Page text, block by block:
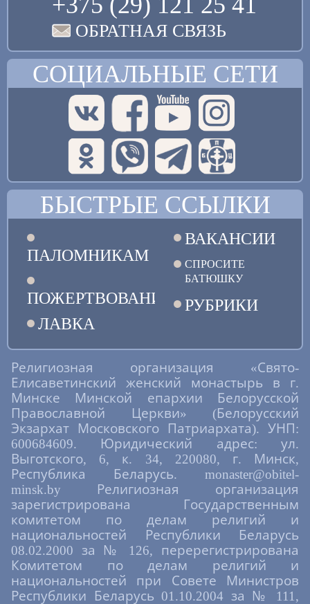
ОБРАТНАЯ СВЯЗЬ
СОЦИАЛЬНЫЕ СЕТИ
БЫСТРЫЕ ССЫЛКИ
ПАЛОМНИКАМ
ПОЖЕРТВОВАНИЯ
ЛАВКА
ВАКАНСИИ
СПРОСИТЕ
БАТЮШКУ
РУБРИКИ
Религиозная организация «Свято-
Елисаветинский женский монастырь в г.
Минске Минской епархии Белорусской
Православной Церкви» (Белорусский
Экзархат Московского Патриархата). УНП:
600684609. Юридический адрес: ул.
Выготского, 6, к. 34, 220080, г. Минск,
Республика Беларусь. monaster@obitel-
minsk.by Религиозная организация
зарегистрирована Государственным
комитетом по делам религий и
национальностей Республики Беларусь
08.02.2000 за № 126, перерегистрирована
Комитетом по делам религий и
национальностей при Совете Министров
Республики Беларусь 01.10.2004 за № 111,